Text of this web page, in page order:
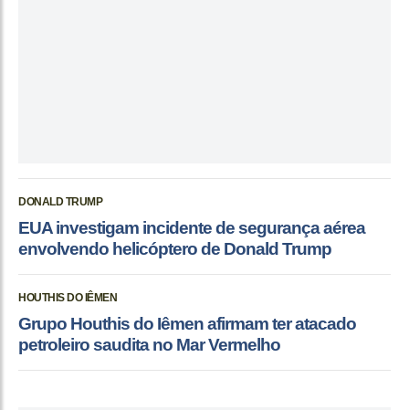
DONALD TRUMP
EUA investigam incidente de segurança aérea
envolvendo helicóptero de Donald Trump
HOUTHIS DO IÊMEN
Grupo Houthis do Iêmen afirmam ter atacado
petroleiro saudita no Mar Vermelho